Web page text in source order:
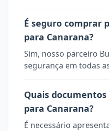
É seguro comprar
para Canarana?
Sim, nosso parceiro
segurança em todas
Quais
para Canarana?
É necessário